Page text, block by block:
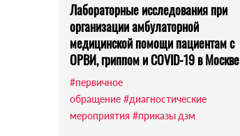
Лабораторные исследования при
организации амбулаторной
медицинской помощи пациентам с
ОРВИ, гриппом и COVID-19 в Москве
#первичное
обращение #диагностические
мероприятия #приказы дзм